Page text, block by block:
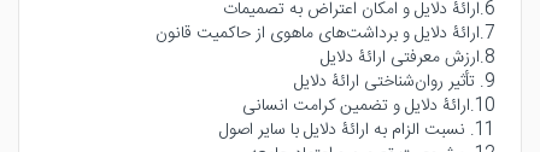
6.ارائۀ دلایل و امکان اعتراض به تصمیمات
7.ارائۀ دلایل و برداشت‌های ماهوی از حاکمیت قانون
8.ارزش معرفتی ارائۀ دلایل
9. تأثیر روان‌شناختی ارائۀ دلایل
10.ارائۀ دلایل و تضمین کرامت انسانی
11. نسبت الزام به ارائۀ دلایل با سایر اصول